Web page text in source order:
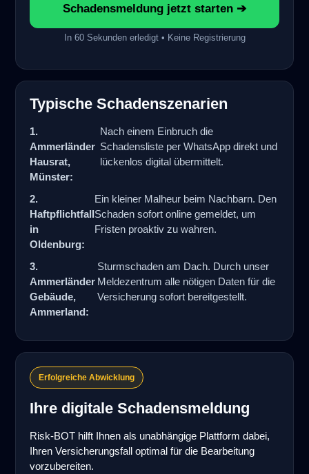
Schadensmeldung jetzt starten ➔
In 60 Sekunden erledigt • Keine Registrierung
Typische Schadenszenarien
1.
Ammerländer
Hausrat,
Münster:
Nach einem Einbruch die
Schadensliste per WhatsApp direkt und
lückenlos digital übermittelt.
2.
Haftpflichtfall
in
Oldenburg:
Ein kleiner Malheur beim Nachbarn. Den
Schaden sofort online gemeldet, um
Fristen proaktiv zu wahren.
3.
Ammerländer
Gebäude,
Ammerland:
Sturmschaden am Dach. Durch unser
Meldezentrum alle nötigen Daten für die
Versicherung sofort bereitgestellt.
Erfolgreiche Abwicklung
Ihre digitale Schadensmeldung
Risk-BOT hilft Ihnen als unabhängige Plattform dabei,
Ihren Versicherungsfall optimal für die Bearbeitung
vorzubereiten.